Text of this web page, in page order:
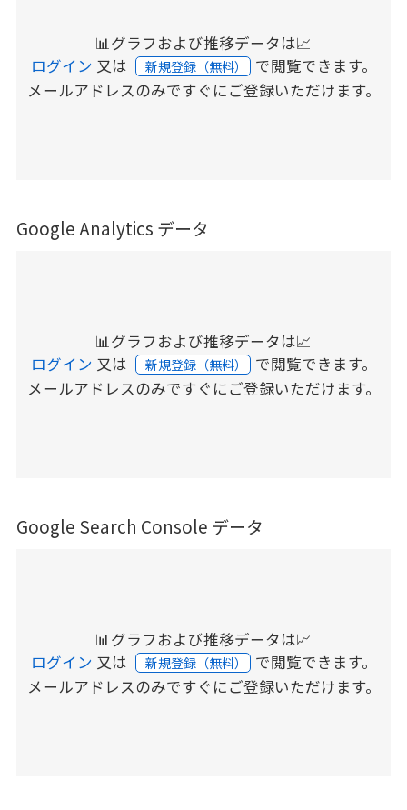
📊グラフおよび推移データは📈
ログイン 又は 新規登録（無料） で閲覧できます。
メールアドレスのみですぐにご登録いただけます。
Google Analytics データ
📊グラフおよび推移データは📈
ログイン 又は 新規登録（無料） で閲覧できます。
メールアドレスのみですぐにご登録いただけます。
Google Search Console データ
📊グラフおよび推移データは📈
ログイン 又は 新規登録（無料） で閲覧できます。
メールアドレスのみですぐにご登録いただけます。